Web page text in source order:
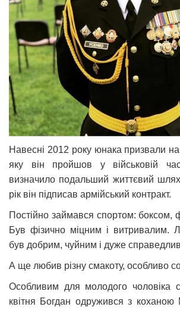
Навесні 2012 року юнака призвали
яку він пройшов у військовій
визначило подальший життєвий
рік він підписав армійський контракт.
Постійно займався спортом: боксом,
Був фізично міцним і витривалим.
був добрим, чуйним і дуже
А ще любив різну смакоту, особливо
Особливим для молодого чоловіка
квітня Богдан одружився з